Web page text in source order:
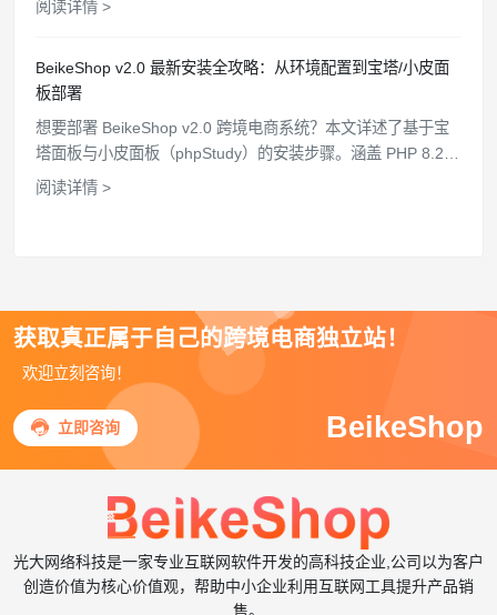
阅读详情 >
BeikeShop v2.0 最新安装全攻略：从环境配置到宝塔/小皮面
板部署
想要部署 BeikeShop v2.0 跨境电商系统？本文详述了基于宝
塔面板与小皮面板（phpStudy）的安装步骤。涵盖 PHP 8.2
环境配置、fileinfo 扩展安装、Nginx 伪静态设置等关键环节，
阅读详情 >
获取真正属于自己的跨境电商独立站！
欢迎立刻咨询！
 立即咨询 BeikeShop
光大网络科技是一家专业互联网软件开发的高科技企业,公司以为客户
创造价值为核心价值观，帮助中小企业利用互联网工具提升产品销
售。